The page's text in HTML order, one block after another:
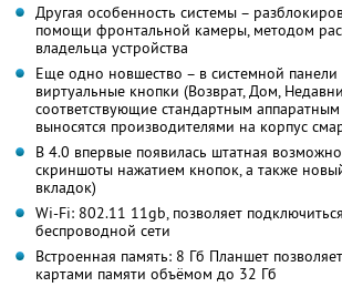
Другая особенность системы –
помощи фронтальной камеры, методом
владельца устройства
Еще одно новшество – в системной панели
виртуальные кнопки (Возврат, Дом,
соответствующие стандартным
выносятся производителями на корпус
В 4.0 впервые появилась штатная
скриншоты нажатием кнопок, а также
вкладок)
Wi-Fi: 802.11 11gb, позволяет
беспроводной сети
Встроенная память: 8 Гб Планшет
картами памяти объёмом до 32 Гб